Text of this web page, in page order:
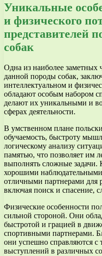
Уникальные
и физического
представителей
собак
Одна из наиболее заметных
данной породы собак,
интеллектуальном и
обладают особым набором
делают их уникальными и
сферах деятельности.
В умственном плане
обучаемость, быстроту
логическому анализу
памятью, что позволяет им
выполнять сложные задачи.
хорошими наблюдательными
отличными партнерами для
включая поиск и спасение,
Физические особенности
сильной стороной. Они
быстротой и грацией в
спортивными партнерами.
они успешно справляются с
выступлений в различных